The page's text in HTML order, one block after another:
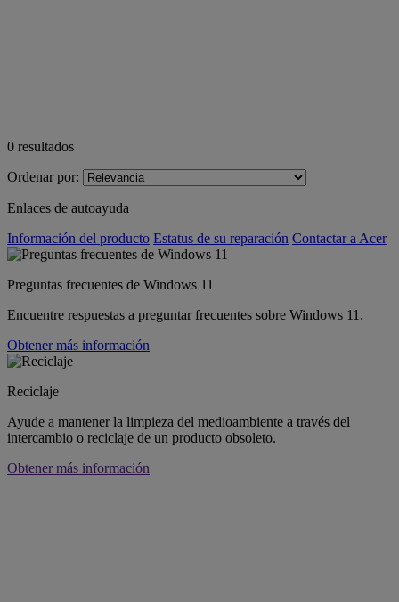
0 resultados
Ordenar por:
Enlaces de autoayuda
Información del producto Estatus de su reparación Contactar a Acer
Preguntas frecuentes de Windows 11
Encuentre respuestas a preguntar frecuentes sobre Windows 11.
Obtener más información
Reciclaje
Ayude a mantener la limpieza del medioambiente a través del
intercambio o reciclaje de un producto obsoleto.
Obtener más información